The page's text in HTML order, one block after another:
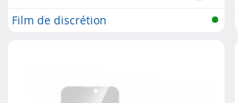
Film de discrétion